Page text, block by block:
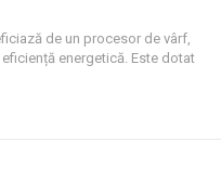
de un procesor de vârf,
energetică. Este dotat